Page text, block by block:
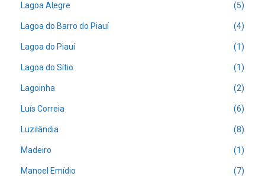
Lagoa Alegre (5)
Lagoa do Barro do Piauí (4)
Lagoa do Piauí (1)
Lagoa do Sítio (1)
Lagoinha (2)
Luís Correia (6)
Luzilândia (8)
Madeiro (1)
Manoel Emídio (7)